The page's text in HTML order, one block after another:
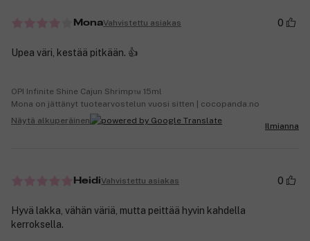
MonaVahvistettu asiakas 0
Upea väri, kestää pitkään. 👍
OPI Infinite Shine Cajun Shrimp™ 15ml
Mona on jättänyt tuotearvostelun vuosi sitten | cocopanda.no
Näytä alkuperäinen
Ilmianna
HeidiVahvistettu asiakas 0
Hyvä lakka, vähän väriä, mutta peittää hyvin kahdella
kerroksella.